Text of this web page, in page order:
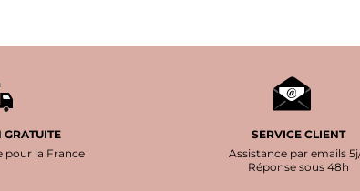
pour la France
SERVICE CLIENT
Assistance par emails
Réponse sous 48h